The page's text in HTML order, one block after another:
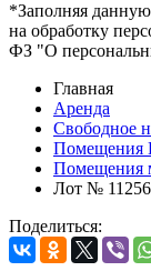
*Заполняя данную
на обработку
ФЗ "О
Главная
Аренда
Свободное
Помещения
Лот №
Поделиться: